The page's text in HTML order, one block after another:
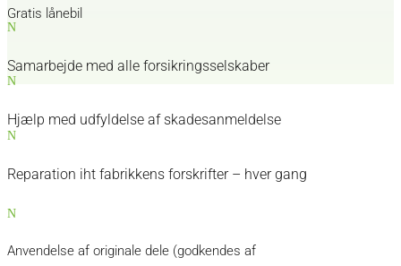
Gratis lånebil
N
Samarbejde med alle forsikringsselskaber
N
Hjælp med udfyldelse af skadesanmeldelse
N
Reparation iht fabrikkens forskrifter – hver gang
N
Anvendelse af originale dele (godkendes af